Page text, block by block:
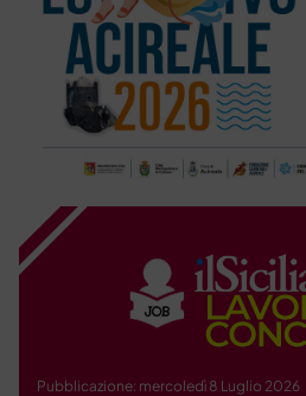
Pubblicazione: mercoledì 8 Luglio 2026